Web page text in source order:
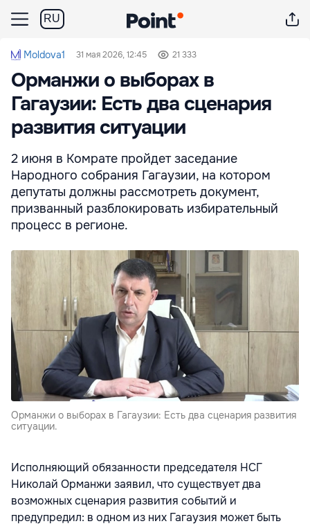
RU
Moldova1 31 мая 2026, 12:45 21 333
Орманжи о выборах в
Гагаузии: Есть два сценария
развития ситуации
2 июня в Комрате пройдет заседание
Народного собрания Гагаузии, на котором
депутаты должны рассмотреть документ,
призванный разблокировать избирательный
процесс в регионе.
Орманжи о выборах в Гагаузии: Есть два сценария развития
ситуации.
Исполняющий обязанности председателя НСГ
Николай Орманжи заявил, что существует два
возможных сценария развития событий и
предупредил: в одном из них Гагаузия может быть